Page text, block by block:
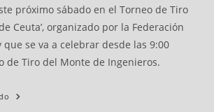
próximo sábado en el Torneo de Tiro
Ceuta’, organizado por la Federación
que se va a celebrar desde las 9:00
de Tiro del Monte de Ingenieros.